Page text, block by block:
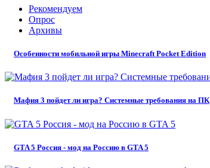
Рекомендуем
Опрос
Архивы
Особенности мобильной игры Minecraft Pocket Edition
Мафия 3 пойдет ли игра? Системные требования на ПК
GTA 5 Россия - мод на Россию в GTA 5